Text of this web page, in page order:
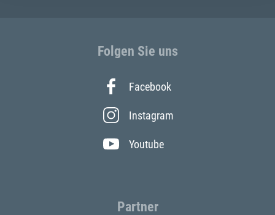
Folgen Sie uns
Facebook
Instagram
Youtube
Partner